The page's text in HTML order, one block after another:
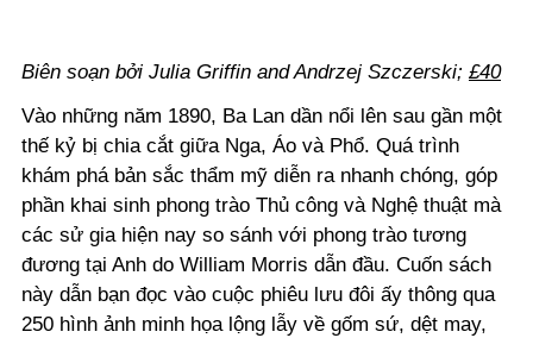
Biên soạn bởi Julia Griffin and Andrzej Szczerski; £40
Vào những năm 1890, Ba Lan dần nổi lên sau gần một
thế kỷ bị chia cắt giữa Nga, Áo và Phổ. Quá trình
khám phá bản sắc thẩm mỹ diễn ra nhanh chóng, góp
phần khai sinh phong trào Thủ công và Nghệ thuật mà
các sử gia hiện nay so sánh với phong trào tương
đương tại Anh do William Morris dẫn đầu. Cuốn sách
này dẫn bạn đọc vào cuộc phiêu lưu đôi ấy thông qua
250 hình ảnh minh họa lộng lẫy về gốm sứ, dệt may,